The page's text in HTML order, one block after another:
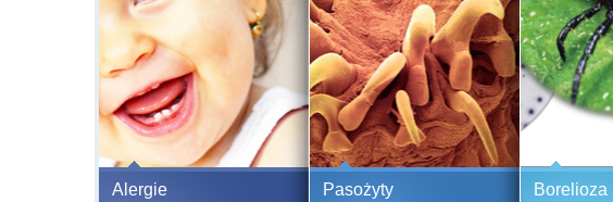
Alergie
Bezbolesne testy alergiczne na ok.
Pasożyty Borelioza